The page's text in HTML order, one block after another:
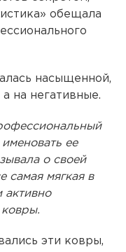
обещала
насыщенной,
на негативные.
ее
о своей
самая мягкая в
активно
эти ковры,